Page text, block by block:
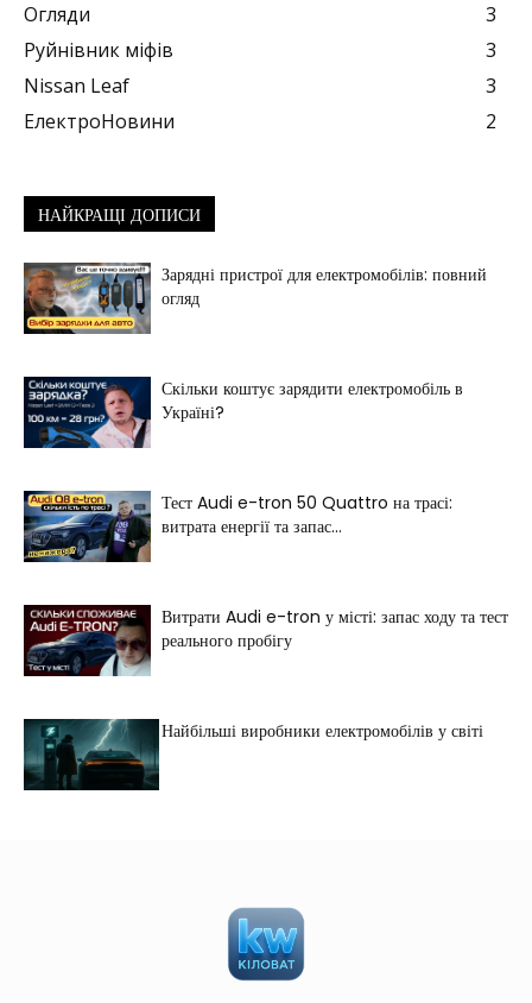
Огляди
3
Руйнівник міфів
3
Nissan Leaf
3
ЕлектроНовини
2
НАЙКРАЩІ ДОПИСИ
Зарядні пристрої для електромобілів: повний
огляд
Скільки коштує зарядити електромобіль в
Україні?
Тест Audi e-tron 50 Quattro на трасі:
витрата енергії та запас...
Витрати Audi e-tron у місті: запас ходу та тест
реального пробігу
Найбільші виробники електромобілів у світі